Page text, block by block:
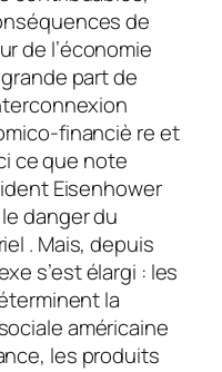
de
de l’économie
part de
financiè re et
ce que note
Eisenhower
danger du
. Mais, depuis
s’est élargi : les
la
américaine
les produits